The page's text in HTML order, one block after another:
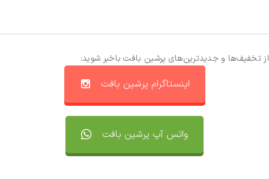
از تخفیف‌ها و جدیدترین‌های پرشین بافت باخبر شوید:
اینستاگرام پرشین بافت
واتس آپ پرشین بافت